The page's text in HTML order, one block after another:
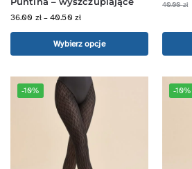
36.00 zł – 40.50 zł
Wybierz opcje
40.00zł
-10% -10%